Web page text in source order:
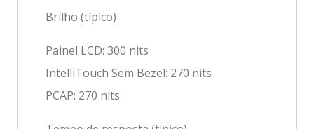
Brilho (típico)
Painel LCD: 300 nits
IntelliTouch Sem Bezel: 270 nits
PCAP: 270 nits